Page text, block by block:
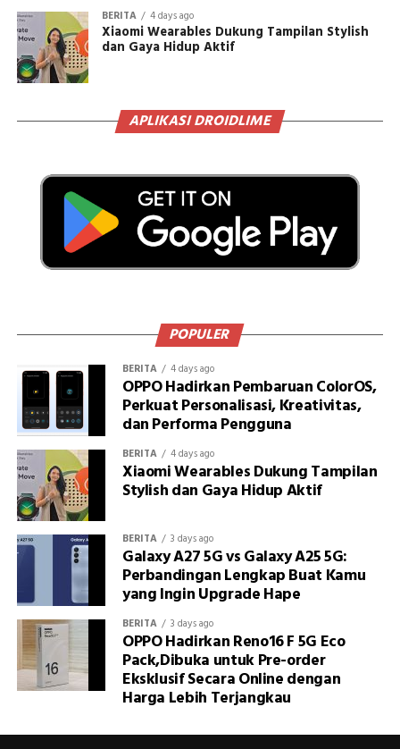
BERITA 4 days ago
Xiaomi Wearables Dukung Tampilan Stylish
dan Gaya Hidup Aktif
APLIKASI DROIDLIME
POPULER
BERITA 4 days ago
OPPO Hadirkan Pembaruan ColorOS,
Perkuat Personalisasi, Kreativitas,
dan Performa Pengguna
BERITA 4 days ago
Xiaomi Wearables Dukung Tampilan
Stylish dan Gaya Hidup Aktif
BERITA 3 days ago
Galaxy A27 5G vs Galaxy A25 5G:
Perbandingan Lengkap Buat Kamu
yang Ingin Upgrade Hape
BERITA 3 days ago
OPPO Hadirkan Reno16 F 5G Eco
Pack,Dibuka untuk Pre-order
Eksklusif Secara Online dengan
Harga Lebih Terjangkau